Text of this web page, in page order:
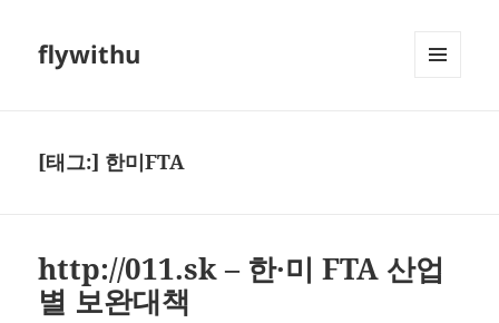
flywithu
[태그:] 한미FTA
http://011.sk – 한·미 FTA 산업
별 보완대책